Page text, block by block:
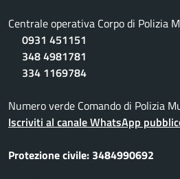
Centrale operativa Corpo di Polizia
0931 451151
348 4981781
334 1169784
Numero verde Comando di Polizia
Iscriviti al canale WhatsApp
Protezione civile: 3484990692